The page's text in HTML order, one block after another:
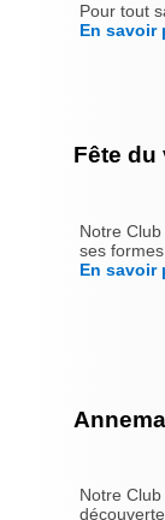
Pour tout
En savoir
Fête du
Notre
ses
En savoir
Notre